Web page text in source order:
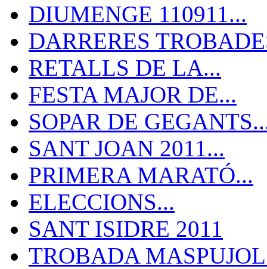
DIUMENGE 110911...
DARRERES
RETALLS DE LA...
FESTA MAJOR DE...
SOPAR DE
SANT JOAN 2011...
PRIMERA MARATÓ...
ELECCIONS...
SANT ISIDRE 2011
TROBADA